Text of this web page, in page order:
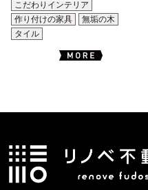
こだわりインテリア
作り付けの家具
無垢の木
タイル